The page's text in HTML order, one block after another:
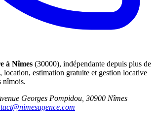
à Nîmes (30000), indépendante depuis plus de
location, estimation gratuite et gestion locative
nîmois.
Georges Pompidou, 30900 Nîmes